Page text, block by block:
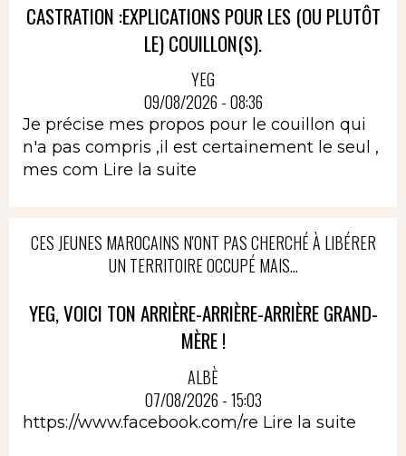
CASTRATION :EXPLICATIONS POUR LES (OU PLUTÔT
LE) COUILLON(S).
YEG
09/08/2026 - 08:36
Je précise mes propos pour le couillon qui
n'a pas compris ,il est certainement le seul ,
mes com Lire la suite
CES JEUNES MAROCAINS N'ONT PAS CHERCHÉ À LIBÉRER
UN TERRITOIRE OCCUPÉ MAIS...
YEG, VOICI TON ARRIÈRE-ARRIÈRE-ARRIÈRE GRAND-
MÈRE !
ALBÈ
07/08/2026 - 15:03
https://www.facebook.com/re Lire la suite